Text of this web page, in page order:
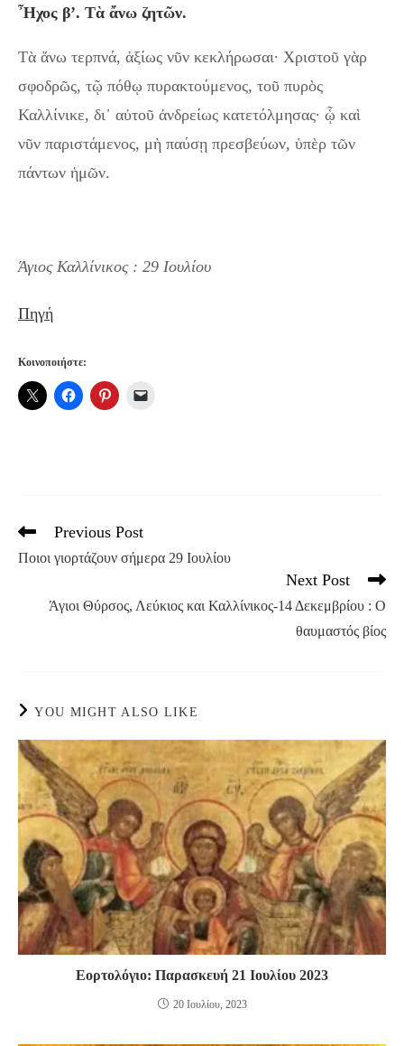
Ἦχος β’. Τὰ ἄνω ζητῶν.
Τὰ ἄνω τερπνά, ἀξίως νῦν κεκλήρωσαι· Χριστοῦ γὰρ
σφοδρῶς, τῷ πόθῳ πυρακτούμενος, τοῦ πυρὸς
Καλλίνικε, δι᾽ αὐτοῦ ἀνδρείως κατετόλμησας· ᾧ καὶ
νῦν παριστάμενος, μὴ παύσῃ πρεσβεύων, ὑπὲρ τῶν
πάντων ἡμῶν.
Άγιος Καλλίνικος : 29 Ιουλίου
Πηγή
Κοινοποιήστε:
Read
articles
Previous Post
Ποιοι γιορτάζουν σήμερα 29 Ιουλίου
Next Post
Άγιοι Θύρσος, Λεύκιος και Καλλίνικος-14 Δεκεμβρίου : Ο
θαυμαστός βίος
YOU MIGHT ALSO LIKE
Εορτολόγιο: Παρασκευή 21 Ιουλίου 2023
20 Ιουλίου, 2023